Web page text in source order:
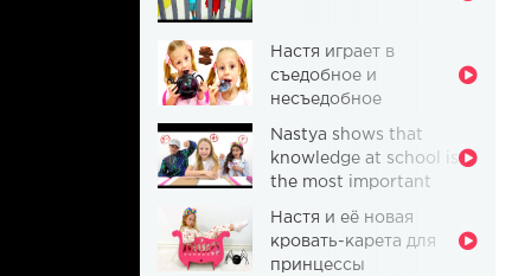
Настя играет в
съедобное и
несъедобное
Nastya shows that
knowledge at school is
the most important
Настя и её новая
кровать-карета для
принцессы